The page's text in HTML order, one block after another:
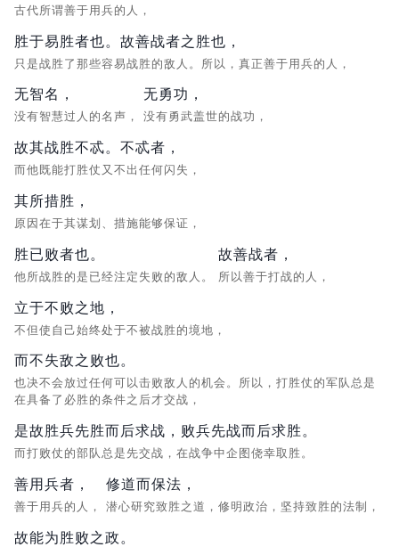
古代所谓善于用兵的人，
胜于易胜者也。故善战者之胜也，
只是战胜了那些容易战胜的敌人。所以，真正善于用兵的人，
无智名，
没有智慧过人的名声，
无勇功，
没有勇武盖世的战功，
故其战胜不忒。不忒者，
而他既能打胜仗又不出任何闪失，
其所措胜，
原因在于其谋划、措施能够保证，
胜已败者也。
他所战胜的是已经注定失败的敌人。
故善战者，
所以善于打战的人，
立于不败之地，
不但使自己始终处于不被战胜的境地，
而不失敌之败也。
也决不会放过任何可以击败敌人的机会。所以，打胜仗的军队总是
在具备了必胜的条件之后才交战，
是故胜兵先胜而后求战，败兵先战而后求胜。
而打败仗的部队总是先交战，在战争中企图侥幸取胜。
善用兵者，
善于用兵的人，
修道而保法，
潜心研究致胜之道，修明政治，坚持致胜的法制，
故能为胜败之政。